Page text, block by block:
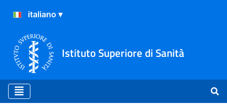
Istituto Superiore di Sanità